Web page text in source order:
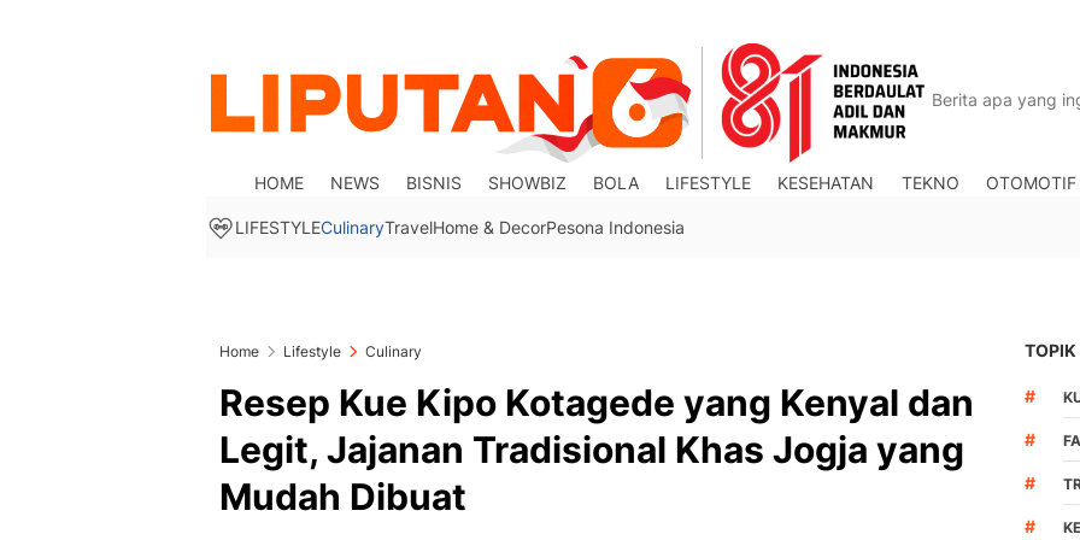
HOME NEWS BISNIS SHOWBIZ BOLA LIFESTYLE KESEHATAN TEKNO OTOMOTIF
LIFESTYLECulinaryTravelHome & DecorPesona Indonesia
Home Lifestyle Culinary
Resep Kue Kipo Kotagede yang Kenyal dan
Legit, Jajanan Tradisional Khas Jogja yang
Mudah Dibuat
TOPIK
#
#
#
#